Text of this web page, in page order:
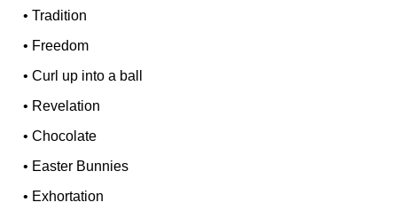
•Tradition
• Freedom
•Curl up into a ball
• Revelation
•Chocolate
• Easter Bunnies
• Exhortation